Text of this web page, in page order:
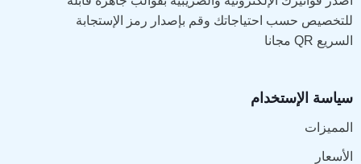
للتخصيص حسب احتياجاتك وقم بإصدار رمز الإستجابة
السريع QR مجانا
سياسة الإستخدام
المميزات
الأسعار